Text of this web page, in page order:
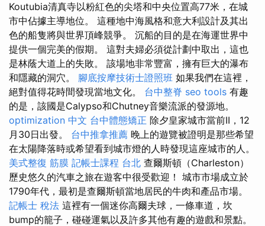
Koutubia清真寺以粉紅色的尖塔和中央位置高77米，在城
市中佔據主導地位。 這種地中海風格和意大利設計及其出
色的船隻將與世界頂峰競爭。 沉船的目的是在海運世界中
提供一個完美的假期。 這對夫婦必須從計劃中取出，這也
是林蔭大道上的失敗。 該場地非常豐富，擁有巨大的瀑布
和隱藏的洞穴。 腳底按摩技術士證照班 如果我們在這裡，
絕對值得花時間發現當地文化。 台中整脊 seo tools 有趣
的是，該國是Calypso和Chutney音樂流派的發源地。
optimization 中文 台中體態矯正 除夕皇家城市當前II，12
月30日出發。 台中推拿推薦 晚上的遊覽被證明是那些希望
在太陽降落時或希望看到城市燈的人時發現這座城市的人。
美式整復 筋膜 記帳士課程 台北 查爾斯頓（Charleston）
歷史悠久的汽車之旅在遊客中很受歡迎！ 城市市場成立於
1790年代，最初是查爾斯頓當地居民的牛肉和產品市場。
記帳士 稅法 這裡有一個迷你高爾夫球，一條車道，坎
bump的籠子，碰碰運氣以及許多其他有趣的遊戲和景點。